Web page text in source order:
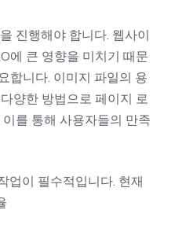
진행해야 합니다. 웹사이
에 큰 영향을 미치기 때문
합니다. 이미지 파일의 용
양한 방법으로 페이지 로
를 통해 사용자들의 만족
업이 필수적입니다. 현재